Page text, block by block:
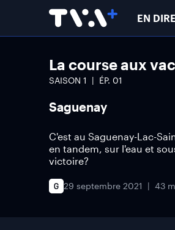
EN
La course aux
SAISON 1 ÉP. 01
Saguenay
C'est au Saguenay-Lac-
en tandem, sur l'eau et
victoire?
29 septembre 2021 43